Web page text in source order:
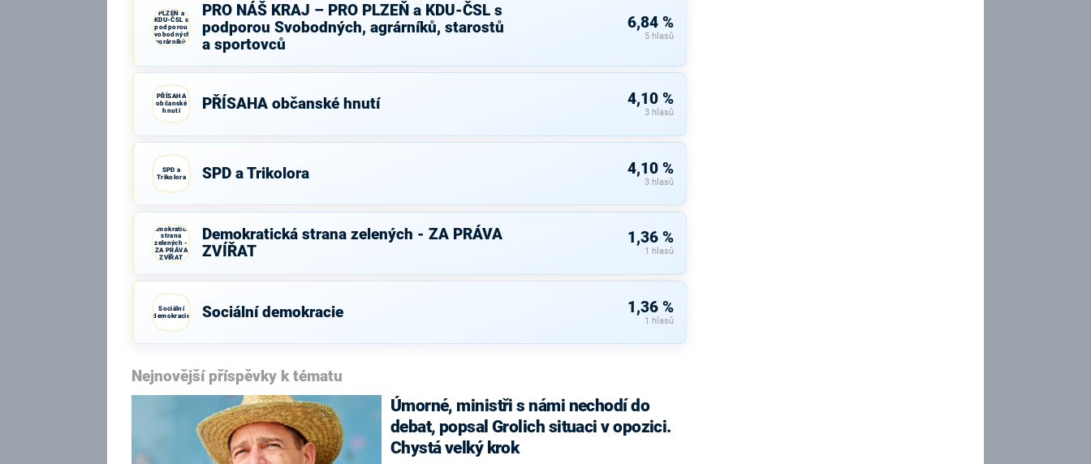
PLZEŇ a
KDU-ČSL s
podporou
Svobodných,
agrárníků,
starostů a
PRO NÁŠ KRAJ – PRO PLZEŇ a KDU-ČSL s
podporou Svobodných, agrárníků, starostů
a sportovců
6,84 %
5 hlasů
PŘÍSAHA
občanské
hnutí
PŘÍSAHA občanské hnutí 4,10 %
3 hlasů
SPD a
Trikolora
SPD a Trikolora 4,10 %
3 hlasů
Demokratická
strana
zelených -
ZA PRÁVA
ZVÍŘAT
Demokratická strana zelených - ZA PRÁVA
ZVÍŘAT
1,36 %
1 hlasů
Sociální
demokracie
Sociální demokracie 1,36 %
1 hlasů
Nejnovější příspěvky k tématu
Úmorné, ministři s námi nechodí do
debat, popsal Grolich situaci v opozici.
Chystá velký krok